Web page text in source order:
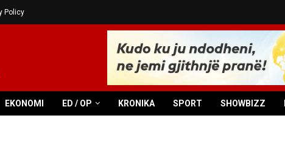
Policy
EKONOMI ED / OP KRONIKA SPORT SHOWBIZZ